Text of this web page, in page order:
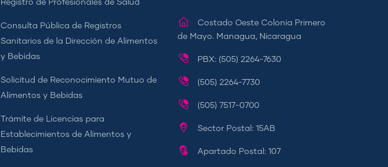
Registro de Profesionales de Salud
Consulta Pública de Registros
Sanitarios de la Dirección de Alimentos
y Bebidas
Solicitud de Reconocimiento Mutuo de
Alimentos y Bebidas
Trámite de Licencias para
Establecimientos de Alimentos y
Bebidas
Costado Oeste Colonia Primero
de Mayo. Managua, Nicaragua
PBX: (505) 2264-7630
(505) 2264-7730
(505) 7517-0700
Sector Postal: 15AB
Apartado Postal: 107